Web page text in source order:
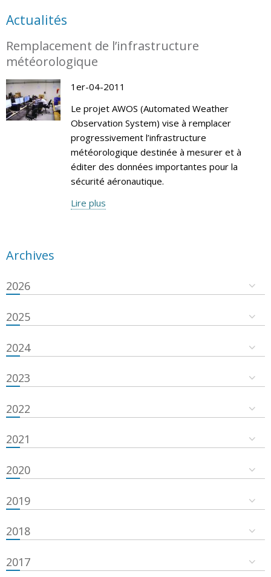
Actualités
Remplacement de l’infrastructure
météorologique
1er-04-2011
Le projet AWOS (Automated Weather
Observation System) vise à remplacer
progressivement l’infrastructure
météorologique destinée à mesurer et à
éditer des données importantes pour la
sécurité aéronautique.
Lire plus
Archives
2026
2025
2024
2023
2022
2021
2020
2019
2018
2017